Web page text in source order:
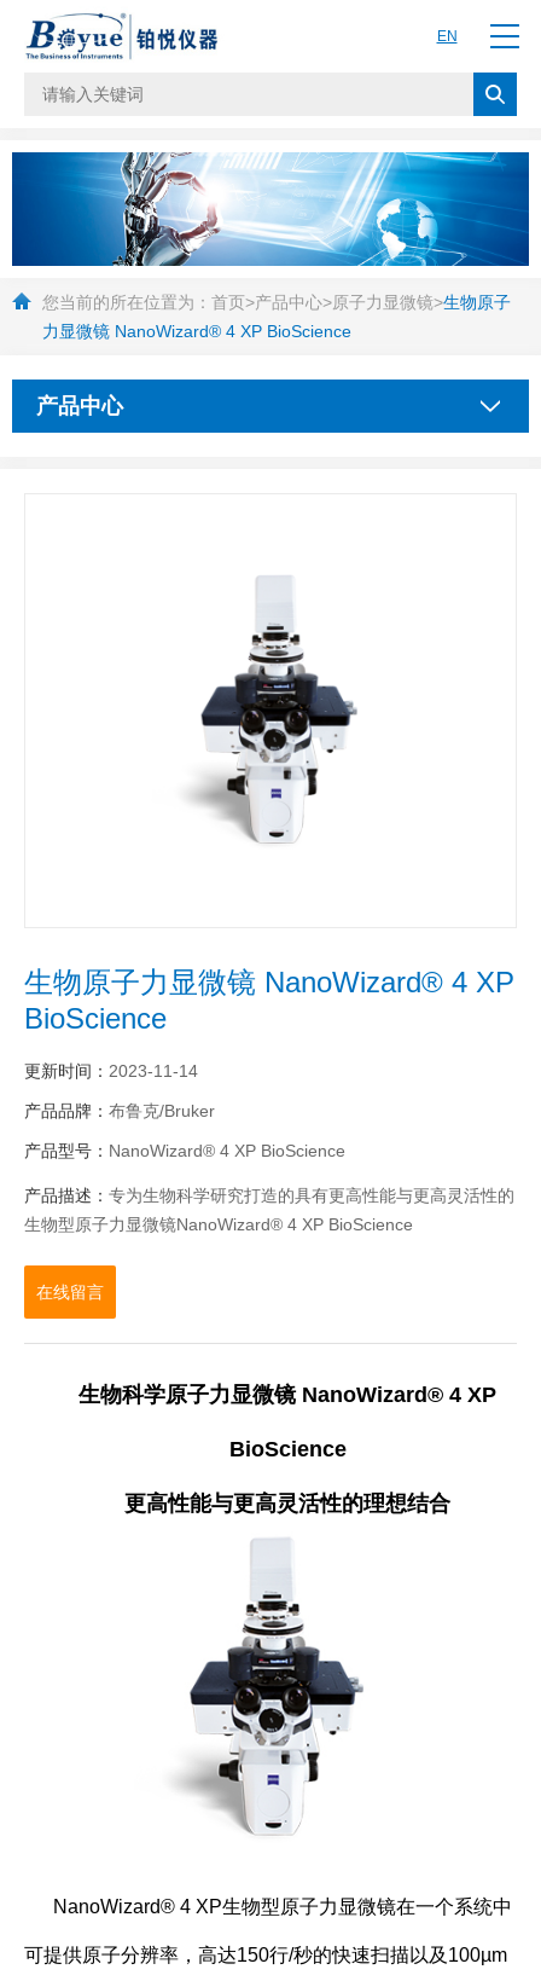
EN
您当前的所在位置为： 首页>产品中心>原子力显微镜>生物原子
力显微镜 NanoWizard® 4 XP BioScience
产品中心
生物原子力显微镜 NanoWizard® 4 XP
BioScience
更新时间： 2023-11-14
产品品牌： 布鲁克/Bruker
产品型号： NanoWizard® 4 XP BioScience
产品描述： 专为生物科学研究打造的具有更高性能与更高灵活性的
生物型原子力显微镜NanoWizard® 4 XP BioScience
在线留言
生物科学原子力显微镜 NanoWizard® 4 XP
BioScience
更高性能与更高灵活性的理想结合
NanoWizard® 4 XP生物型原子力显微镜在一个系统中
可提供原子分辨率，高达150行/秒的快速扫描以及 100µm